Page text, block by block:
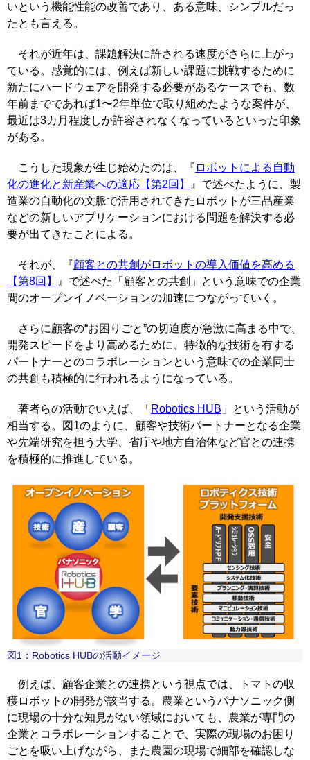
いという機能性能の改善であり、ある意味、シンプルだっ
たとも言える。
それが近年は、課題解決に許される速度がさらに上がっ
ている。感覚的には、例えば新しい課題に挑戦するために
新たにハードウェアを開発する必要があるケースでも、数
年前までであれば1〜2年単位で取り組めたような案件が、
最近は3カ月程度しか許容されなくなっているといった印象
がある。
こうした現象が生じ始めたのは、『 ロボットによる自動
化の進化と新産業への適応【第2回】
』で述べたように、製
造業の自動化の文脈で活用されてきたロボットが三品産業
などの新しいアプリケーションにおける問題を解決する必
要が出てきたことによる。
それが、『顧客との共創がロボットの導入価値を高める
【第8回】
』で述べた「顧客との共創」という意味での企業
間のオープンイノベーションの加速につながっていく。
さらに顧客の“お困りごと”の切迫度が急激に高まる中で、
開発スピードをより高めるために、特徴的な技術を有する
パートナーとのコラボレーションという意味での企業同士
の共創も積極的に行われるようになっている。
著者らの活動でいえば、「 Robotics HUB 」という活動が
相当する。図1のように、顧客や技術パートナーとなる企業
や先端研究を担う大学、省庁や地方自治体など官との連携
を積極的に推進している。
図1：Robotics HUBの活動イメージ
例えば、顧客企業との連携という視点では、トマトの収
穫ロボットの開発が該当する。農業というパナソニック側
に現場の十分な知見がない領域においても、農業が専門の
企業とコラボレーションすることで、実際の現場のお困り
ごとを吸い上げながら、また農園の現場で細部を確認しな